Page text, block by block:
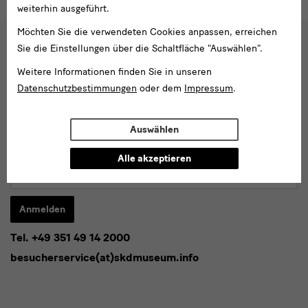
weiterhin ausgeführt.
Möchten Sie die verwendeten Cookies anpassen, erreichen
Sie die Einstellungen über die Schaltfläche "Auswählen".
Weitere Informationen finden Sie in unseren
Datenschutzbestimmungen oder dem Impressum.
Auswählen
Alle akzeptieren
Media
Folgen Sie uns
Blog
Adresse
Anmelden
* Pflichtfeld
Ich stimme derDatenschutzerklärung
Tel. +49 351 49 14 2000
besucherservice(at)skdmuseum.info